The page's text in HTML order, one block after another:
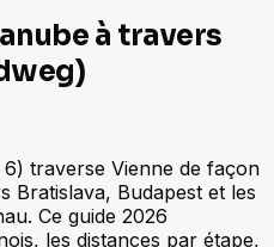
à travers
traverse Vienne de façon
Bratislava, Budapest et les
Ce guide 2026
les distances par étape,